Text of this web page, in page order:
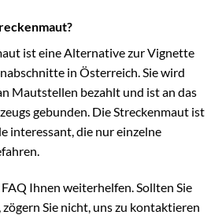
ist eine Alternative zur Vignette
in Österreich. Sie wird
Mautstellen bezahlt und ist an das
gebunden. Die Streckenmaut ist
interessant, die nur einzelne
Ihnen weiterhelfen. Sollten Sie
Sie nicht, uns zu kontaktieren